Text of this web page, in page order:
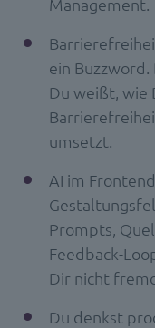
ein
Du weißt, wie
umsetzt.
AI im
Prompts,
Feedback-
Dir nicht
Du denkst